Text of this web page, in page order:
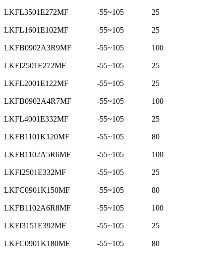
LKFL3501E272MF -55~105 25
LKFL1601E102MF -55~105 25
LKFB0902A3R9MF -55~105 100
LKFI2501E272MF -55~105 25
LKFL2001E122MF -55~105 25
LKFB0902A4R7MF -55~105 100
LKFL4001E332MF -55~105 25
LKFB1101K120MF -55~105 80
LKFB1102A5R6MF -55~105 100
LKFI2501E332MF -55~105 25
LKFC0901K150MF -55~105 80
LKFB1102A6R8MF -55~105 100
LKFI3151E392MF -55~105 25
LKFC0901K180MF -55~105 80